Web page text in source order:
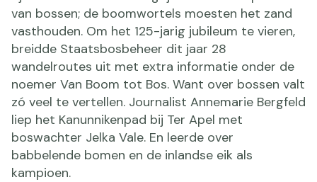
van bossen; de boomwortels moesten het zand
vasthouden. Om het 125-jarig jubileum te vieren,
breidde Staatsbosbeheer dit jaar 28
wandelroutes uit met extra informatie onder de
noemer Van Boom tot Bos. Want over bossen valt
zó veel te vertellen. Journalist Annemarie Bergfeld
liep het Kanunnikenpad bij Ter Apel met
boswachter Jelka Vale. En leerde over
babbelende bomen en de inlandse eik als
kampioen.